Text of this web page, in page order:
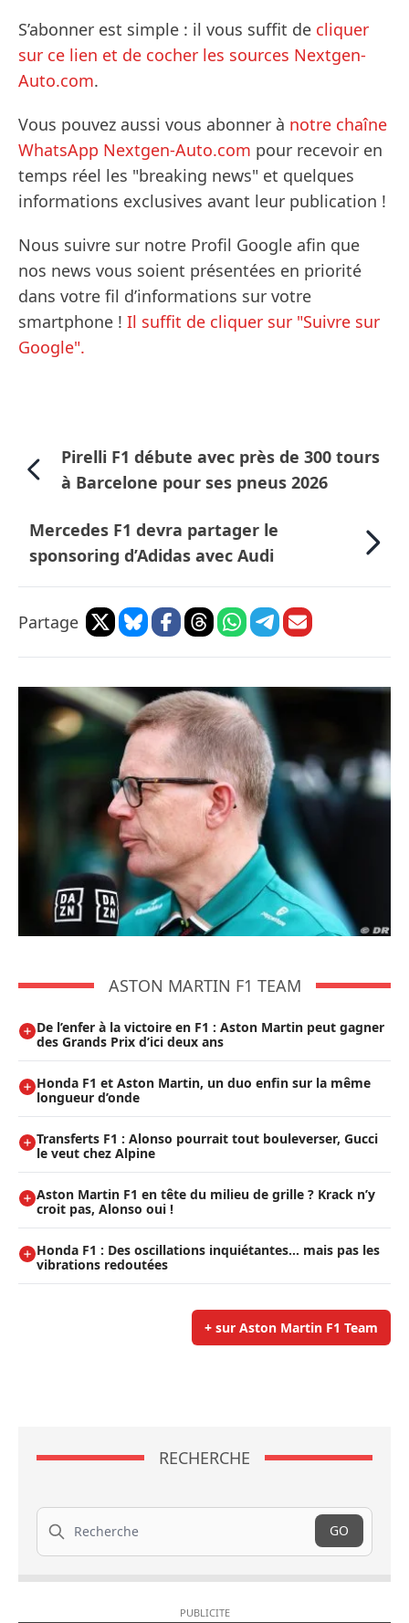
S’abonner est simple : il vous suffit de cliquer
sur ce lien et de cocher les sources Nextgen-
Auto.com.
Vous pouvez aussi vous abonner à notre chaîne
WhatsApp Nextgen-Auto.com pour recevoir en
temps réel les "breaking news" et quelques
informations exclusives avant leur publication !
Nous suivre sur notre Profil Google afin que
nos news vous soient présentées en priorité
dans votre fil d’informations sur votre
smartphone ! Il suffit de cliquer sur "Suivre sur
Google".
Pirelli F1 débute avec près de 300 tours
à Barcelone pour ses pneus 2026
Mercedes F1 devra partager le
sponsoring d’Adidas avec Audi
Partage
ASTON MARTIN F1 TEAM
De l’enfer à la victoire en F1 : Aston Martin peut gagner
des Grands Prix d’ici deux ans
Honda F1 et Aston Martin, un duo enfin sur la même
longueur d’onde
Transferts F1 : Alonso pourrait tout bouleverser, Gucci
le veut chez Alpine
Aston Martin F1 en tête du milieu de grille ? Krack n’y
croit pas, Alonso oui !
Honda F1 : Des oscillations inquiétantes… mais pas les
vibrations redoutées
+ sur Aston Martin F1 Team
RECHERCHE
Recherche
GO